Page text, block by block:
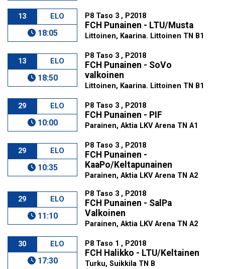
13 ELO
18:05
P8 Taso 3 , P2018
FCH Punainen - LTU/Musta
Littoinen, Kaarina. Littoinen TN B1
13 ELO
18:50
P8 Taso 3 , P2018
FCH Punainen - SoVo
valkoinen
Littoinen, Kaarina. Littoinen TN B1
29 ELO
10:00
P8 Taso 3 , P2018
FCH Punainen - PIF
Parainen, Aktia LKV Arena TN A1
29 ELO
10:35
P8 Taso 3 , P2018
FCH Punainen -
KaaPo/Keltapunainen
Parainen, Aktia LKV Arena TN A2
29 ELO
11:10
P8 Taso 3 , P2018
FCH Punainen - SalPa
Valkoinen
Parainen, Aktia LKV Arena TN A2
30 ELO
17:30
P8 Taso 1 , P2018
FCH Halikko - LTU/Keltainen
Turku, Suikkila TN B